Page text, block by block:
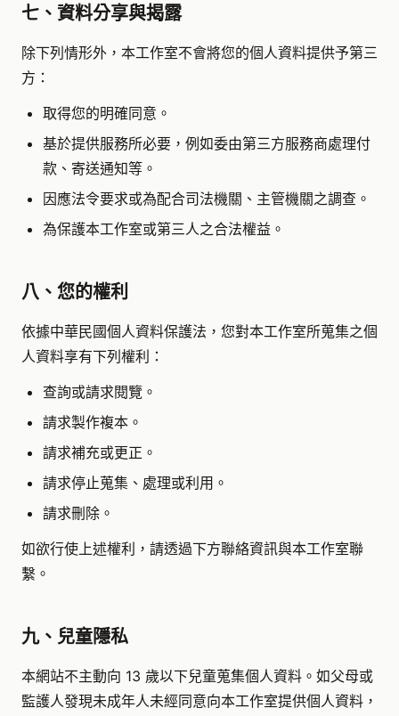
七、資料分享與揭露
除下列情形外，本工作室不會將您的個人資料提供予第三
方：
取得您的明確同意。
基於提供服務所必要，例如委由第三方服務商處理付
款、寄送通知等。
因應法令要求或為配合司法機關、主管機關之調查。
為保護本工作室或第三人之合法權益。
八、您的權利
依據中華民國個人資料保護法，您對本工作室所蒐集之個
人資料享有下列權利：
查詢或請求閱覽。
請求製作複本。
請求補充或更正。
請求停止蒐集、處理或利用。
請求刪除。
如欲行使上述權利，請透過下方聯絡資訊與本工作室聯
繫。
九、兒童隱私
本網站不主動向 13 歲以下兒童蒐集個人資料。如父母或
監護人發現未成年人未經同意向本工作室提供個人資料，